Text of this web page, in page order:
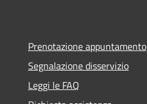
Prenotazione appuntamento
Segnalazione disservizio
Leggi le FAQ